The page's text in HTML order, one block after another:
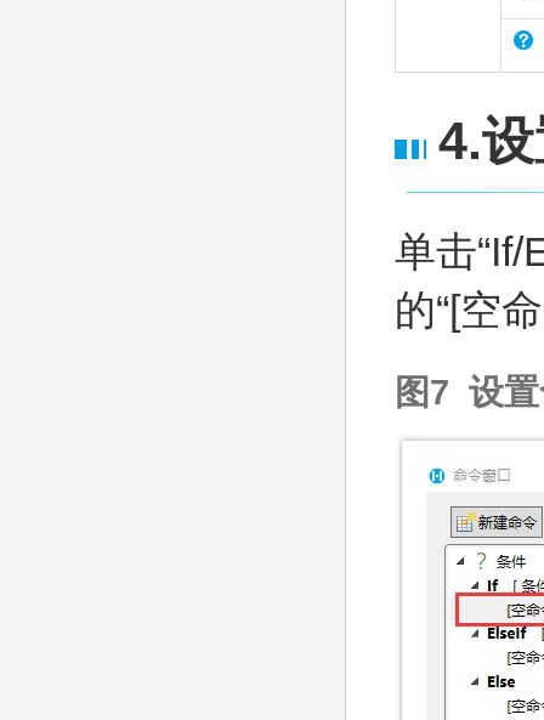
4.
单击“If/
的“[空
图7 设